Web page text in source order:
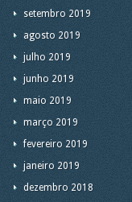
setembro 2019
agosto 2019
julho 2019
junho 2019
maio 2019
março 2019
fevereiro 2019
janeiro 2019
dezembro 2018